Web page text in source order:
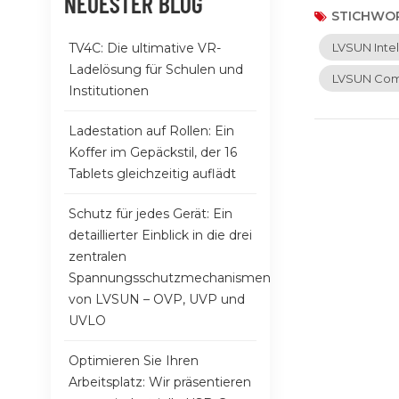
und
1.
VR -
wechseln.2.
Ihren
LVSun -
LVSUN
LVSUN
TV4C: Die ultimative VR-
Ladelösung für Schulen und
Institutionen
Ladestation auf Rollen: Ein
Koffer im Gepäckstil, der 16
Tablets gleichzeitig auflädt
Schutz für jedes Gerät: Ein
detaillierter Einblick in die drei
zentralen
Spannungsschutzmechanismen
von LVSUN – OVP, UVP und
UVLO
Optimieren Sie Ihren
Arbeitsplatz: Wir präsentieren